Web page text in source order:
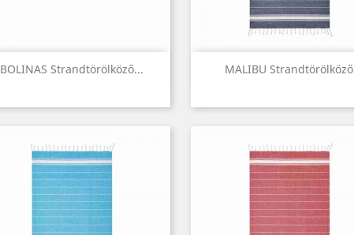
BOLINAS Strandtörölköző...
Előnézet MALIBU Strandtörölköző
Előnézet